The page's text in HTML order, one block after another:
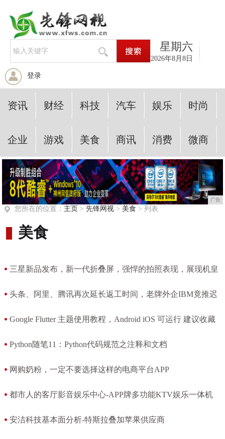
星期六
2026年8月8日
登录
资讯 财经 科技 汽车 娱乐 时尚
企业 游戏 美食 商讯 消费 微商
广告
您所在的位置： 主页 > 先锋网视> 美食 > 列表
美食
三星新品发布，新一代折叠屏，强悍的拍照表现，展现机皇
[2020-04-02 06:16:40]
头条、阿里、腾讯再次延长返工时间，老牌外企IBM竟推迟
[2020-04-01 08:14:21]
Google Flutter 主题使用教程，Android iOS 可运行 建议收藏
Python随笔11：Python代码规范之注释和文档
网购奶粉，一定不要选择这样的电商平台APP
都市人的客厅影音娱乐中心-APP牌多功能KTV娱乐一体机
安洁科技基本面分析-特斯拉叠加苹果供应商